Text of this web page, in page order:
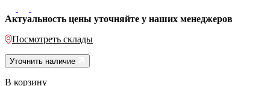
Актуальность цены уточняйте у наших менеджеров
Посмотреть склады
Уточнить наличие
В корзину